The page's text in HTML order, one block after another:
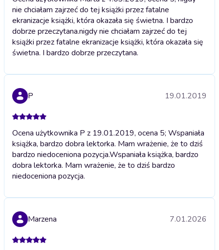
nie chciałam zajrzeć do tej książki przez fatalne
ekranizacje książki, która okazała się świetna. I bardzo
dobrze przeczytana.nigdy nie chciałam zajrzeć do tej
książki przez fatalne ekranizacje książki, która okazała się
świetna. I bardzo dobrze przeczytana.
P 19.01.2019
Ocena użytkownika P z 19.01.2019, ocena 5; Wspaniała
książka, bardzo dobra lektorka. Mam wrażenie, że to dziś
bardzo niedoceniona pozycja.Wspaniała książka, bardzo
dobra lektorka. Mam wrażenie, że to dziś bardzo
niedoceniona pozycja.
Marzena 7.01.2026